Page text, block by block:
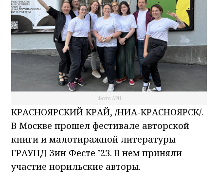
Фото АРН
КРАСНОЯРСКИЙ КРАЙ, /НИА-КРАСНОЯРСК/.
В Москве прошел фестивале авторской
книги и малотиражной литературы
ГРАУНД Зин Фесте ’23. В нем приняли
участие норильские авторы.